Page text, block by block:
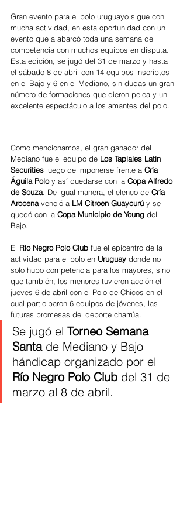
Gran evento para el polo uruguayo sigue con
mucha actividad, en esta oportunidad con un
evento que a abarcó toda una semana de
competencia con muchos equipos en disputa.
Esta edición, se jugó del 31 de marzo y hasta
el sábado 8 de abril con 14 equipos inscriptos
en el Bajo y 6 en el Mediano, sin dudas un gran
número de formaciones que dieron pelea y un
excelente espectáculo a los amantes del polo.
Como mencionamos, el gran ganador del
Mediano fue el equipo de Los Tapiales Latin
Securities luego de imponerse frente a Cría
Águila Polo y así quedarse con la Copa Alfredo
de Souza. De igual manera, el elenco de Cría
Arocena venció a LM Citroen Guaycurú y se
quedó con la Copa Municipio de Young del
Bajo.
El Río Negro Polo Club fue el epicentro de la
actividad para el polo en Uruguay donde no
solo hubo competencia para los mayores, sino
que también, los menores tuvieron acción el
jueves 6 de abril con el Polo de Chicos en el
cual participaron 6 equipos de jóvenes, las
futuras promesas del deporte charrúa.
Se jugó el Torneo Semana
Santa de Mediano y Bajo
hándicap organizado por el
Río Negro Polo Club del 31 de
marzo al 8 de abril.